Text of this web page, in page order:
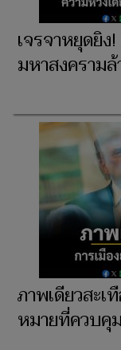
เจรจาหยุดยิง
มหาสงครามล้
ภาพเดียวสะเ
หมายที่ควบคุ